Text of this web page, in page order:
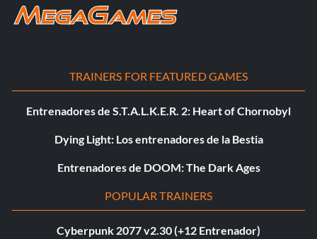
TRAINERS FOR FEATURED GAMES
Entrenadores de S.T.A.L.K.E.R. 2: Heart of Chornobyl
Dying Light: Los entrenadores de la Bestia
Entrenadores de DOOM: The Dark Ages
POPULAR TRAINERS
Cyberpunk 2077 v2.30 (+12 Entrenador)